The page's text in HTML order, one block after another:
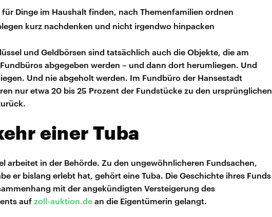
für Dinge im Haushalt finden, nach Themenfamilien ordnen
kurz nachdenken und nicht irgendwo hinpacken
und Geldbörsen sind tatsächlich auch die Objekte, die am
abgegeben werden – und dann dort herumliegen. Und
Und nie abgeholt werden. Im Fundbüro der Hansestadt
nur etwa 20 bis 25 Prozent der Fundstücke zu den ursprünglichen
einer Tuba
arbeitet in der Behörde. Zu den ungewöhnlicheren Fundsachen,
er bislang erlebt hat, gehört eine Tuba. Die Geschichte ihres Funds
mit der angekündigten Versteigerung des
auf zoll-auktion.de an die Eigentümerin gelangt.